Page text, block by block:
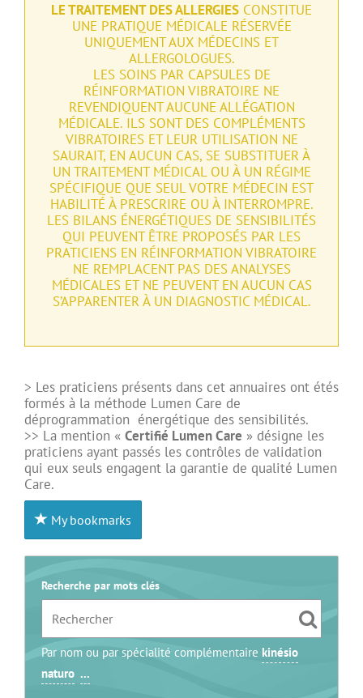
LE TRAITEMENT DES ALLERGIES CONSTITUE
UNE PRATIQUE MÉDICALE RÉSERVÉE
UNIQUEMENT AUX MÉDECINS ET
ALLERGOLOGUES.
LES SOINS PAR CAPSULES DE
RÉINFORMATION VIBRATOIRE NE
REVENDIQUENT AUCUNE ALLÉGATION
MÉDICALE. ILS SONT DES COMPLÉMENTS
VIBRATOIRES ET LEUR UTILISATION NE
SAURAIT, EN AUCUN CAS, SE SUBSTITUER À
UN TRAITEMENT MÉDICAL OU À UN RÉGIME
SPÉCIFIQUE QUE SEUL VOTRE MÉDECIN EST
HABILITÉ À PRESCRIRE OU À INTERROMPRE.
LES BILANS ÉNERGÉTIQUES DE SENSIBILITÉS
QUI PEUVENT ÊTRE PROPOSÉS PAR LES
PRATICIENS EN RÉINFORMATION VIBRATOIRE
NE REMPLACENT PAS DES ANALYSES
MÉDICALES ET NE PEUVENT EN AUCUN CAS
S’APPARENTER À UN DIAGNOSTIC MÉDICAL.
> Les praticiens présents dans cet annuaires ont étés
formés à la méthode Lumen Care de
déprogrammation énergétique des sensibilités.
>> La mention « Certifié Lumen Care » désigne les
praticiens ayant passés les contrôles de validation
qui eux seuls engagent la garantie de qualité Lumen
Care.
My bookmarks
Recherche par mots clés
Par nom ou par spécialité complémentaire kinésio
naturo ...